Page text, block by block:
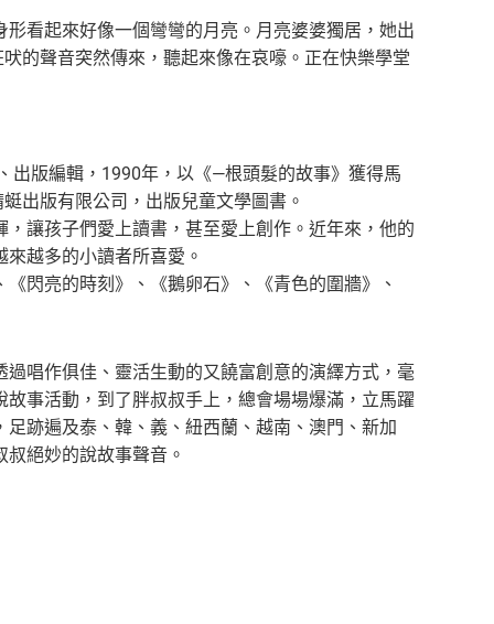
看起來好像一個彎彎的月亮。月亮婆婆獨居，她出
的聲音突然傳來，聽起來像在哀嚎。正在快樂學堂
出版編輯，1990年，以《—根頭髮的故事》獲得馬
出版有限公司，出版兒童文學圖書。
讓孩子們愛上讀書，甚至愛上創作。近年來，他的
越多的小讀者所喜愛。
閃亮的時刻》、《鵝卵石》、《青色的圍牆》、
唱作俱佳、靈活生動的又饒富創意的演繹方式，毫
事活動，到了胖叔叔手上，總會場場爆滿，立馬躍
跡遍及泰、韓、義、紐西蘭、越南、澳門、新加
絕妙的說故事聲音。